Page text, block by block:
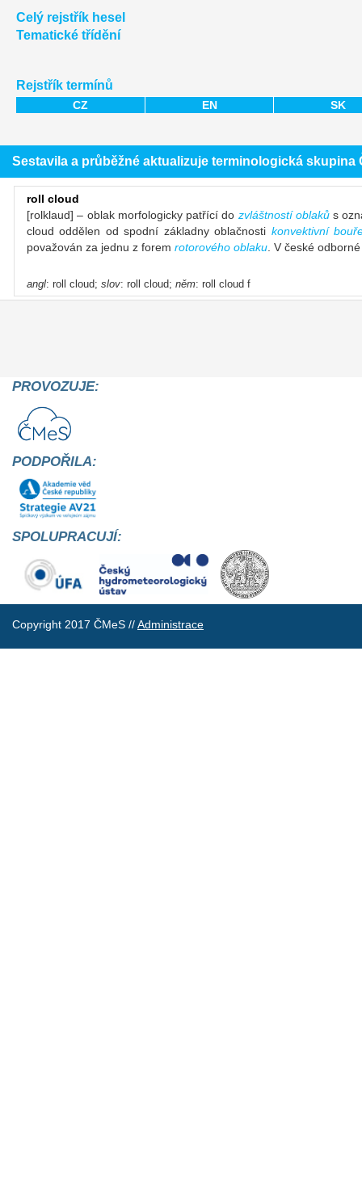
Celý rejstřík hesel
Tematické třídění
Rejstřík termínů
CZ EN SK
Sestavila a průběžné aktualizuje terminologická
roll cloud
[rolklaud] – oblak morfologicky patřící do zvláštností oblakůs
cloud oddělen od spodní základny oblačnosti konvektivní
považován za jednu z forem rotorového oblaku . V české
angl: roll cloud; slov: roll cloud; něm: roll cloud f
PROVOZUJE:
PODPOŘILA:
SPOLUPRACUJÍ:
Copyright 2017 ČMeS //Administrace